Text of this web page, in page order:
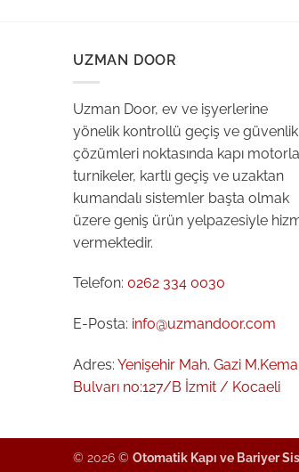
UZMAN DOOR
Uzman Door, ev ve işyerlerine
yönelik kontrollü geçiş ve güvenlik
çözümleri noktasında kapı
turnikeler, kartlı geçiş ve uzaktan
kumandalı sistemler başta olmak
üzere geniş ürün yelpazesiyle
vermektedir.
Telefon: 0262 334 0030
E-Posta: info@uzmandoor.com
Adres: Yenişehir Mah. Gazi
Bulvarı no:127/B İzmit / Kocaeli
© 2026 © Otomatik Kapı ve Bariyer